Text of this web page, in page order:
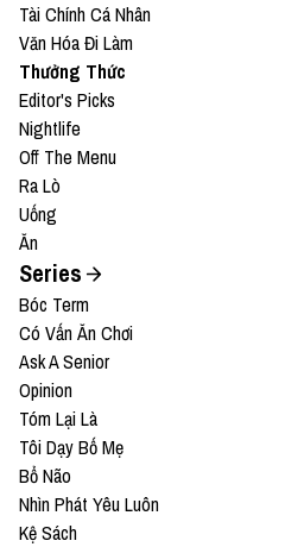
Tài Chính Cá Nhân
Văn Hóa Đi Làm
Thưởng Thức
Editor's Picks
Nightlife
Off The Menu
Ra Lò
Uống
Ăn
Series
Bóc Term
Có Vấn Ăn Chơi
Ask A Senior
Opinion
Tóm Lại Là
Tôi Dạy Bố Mẹ
Bổ Não
Nhìn Phát Yêu Luôn
Kệ Sách